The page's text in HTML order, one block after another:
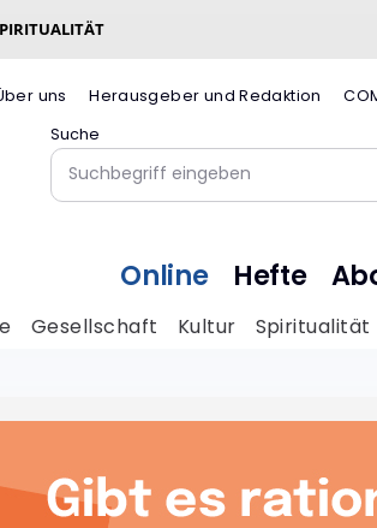
uns Herausgeber und Redaktion
Suche
Online Hefte
Gesellschaft Kultur Spiritualität